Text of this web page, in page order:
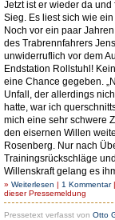
Jetzt ist er wieder da und
Sieg. Es liest sich wie
Noch vor ein paar
des Trabrennfahrers
unwiderruflich vor dem
Endstation Rollstuhl!
eine Chance gegeben.
Unfall, der allerdings
hatte, war ich
mich eine sehr schwere
den eisernen Willen
Rosenberg. Nur nach
Trainingsrückschläge
Willenskraft gelang es
» Weiterlesen | 1 Kommentar|
dieser Pressemeldung
Pressetext verfasst von Otto